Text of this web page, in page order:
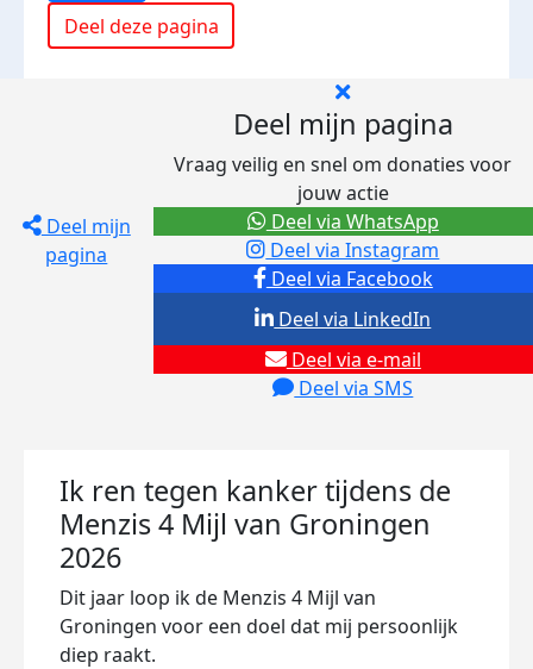
Deel deze pagina
Deel mijn
pagina
Deel mijn pagina
Vraag veilig en snel om donaties voor
jouw actie
Deel via Facebook
Deel via Instagram
Deel via e-mail
Deel via SMS
Deel via LinkedIn
Deel via WhatsApp
Ik ren tegen kanker tijdens de
Menzis 4 Mijl van Groningen
2026
Dit jaar loop ik de Menzis 4 Mijl van
Groningen voor een doel dat mij persoonlijk
diep raakt.